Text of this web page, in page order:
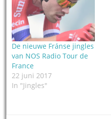
De nieuwe Fránse jingles
van NOS Radio Tour de
France
22 juni 2017
In "Jingles"